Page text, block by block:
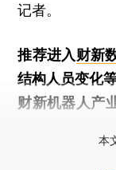
记者。
推荐进入财新
结构人员变化
财新机器人产
本